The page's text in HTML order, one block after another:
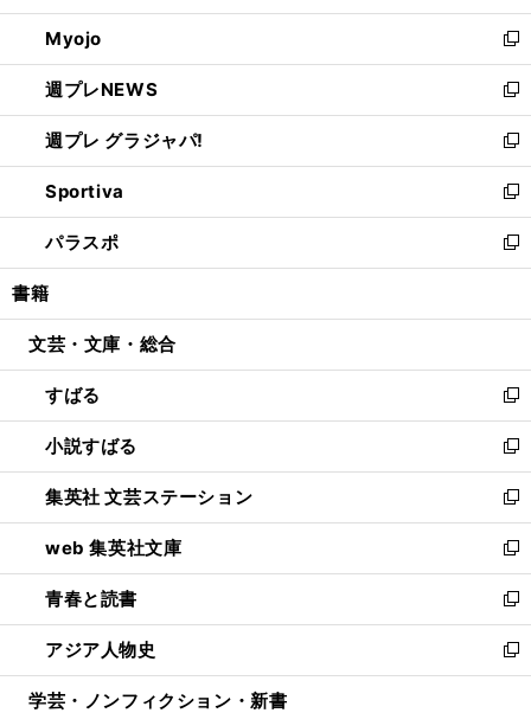
開
く
ウ
で
開
く
ン
ド
ウ
で
開
く
ウ
ィ
ン
ド
ウ
で
開
く
Myojo
新
し
い
ウ
ィ
ン
ド
ウ
で
開
週プレNEWS
新
し
い
ウ
ィ
ン
ド
ウ
開
週プレ グラジャパ!
新
し
い
ウ
ィ
ン
ウ
開
く
Sportiva
新
し
い
ウ
ン
ウ
で
開
く
パラスポ
新
し
ウ
ン
ド
ウ
で
開
く
書籍
文芸・文庫・総合
すばる
新
し
い
ウ
ィ
ン
ド
ウ
で
開
く
小説すばる
新
し
い
ウ
ィ
ン
ド
ウ
で
開
集英社 文芸ステーション
新
し
い
ウ
ィ
ン
ド
ウ
web 集英社文庫
新
し
い
ウ
ィ
ン
青春と読書
新
し
い
ウ
アジア人物史
新
し
学芸・ノンフィクション・新書